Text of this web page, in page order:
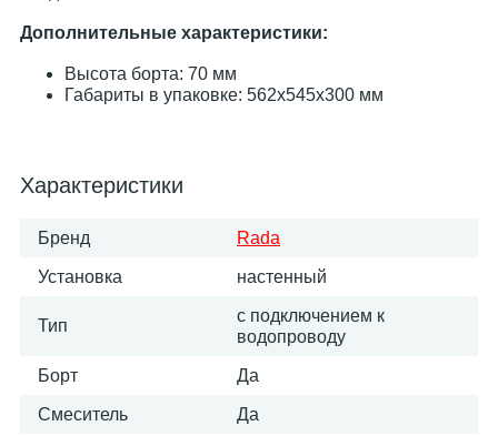
Дополнительные характеристики:
Высота борта: 70 мм
Габариты в упаковке: 562х545х300 мм
Характеристики
Бренд Rada
Установка настенный
Тип
с подключением к
водопроводу
Борт Да
Смеситель Да